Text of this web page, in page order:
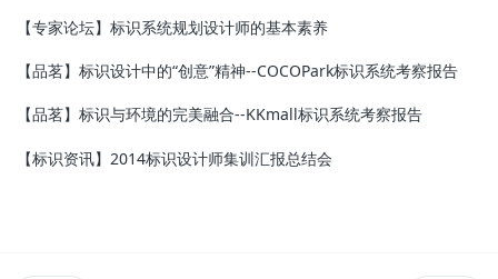
【专家论坛】标识系统规划设计师的基本素养
【品茗】标识设计中的“创意”精神--COCOPark标识系统考察报告
【品茗】标识与环境的完美融合--KKmall标识系统考察报告
【标识资讯】2014标识设计师集训汇报总结会